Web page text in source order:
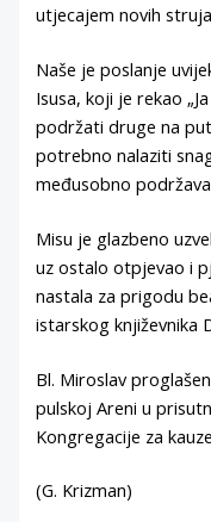
utjecajem novih
Naše je poslanje
Isusa, koji je rekao
podržati druge na
potrebno nalaziti
međusobno
Misu je glazbeno
uz ostalo otpjevao i
nastala za prigodu
istarskog književnika
Bl. Miroslav
pulskoj Areni u
Kongregacije za
(G. Krizman)